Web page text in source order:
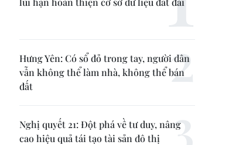
Hưng Yên: Có sổ đỏ trong tay, người dân
vẫn không thể làm nhà, không thể bán
đất
Nghị quyết 21: Đột phá về tư duy, nâng
cao hiệu quả tái tạo tài sản đô thị